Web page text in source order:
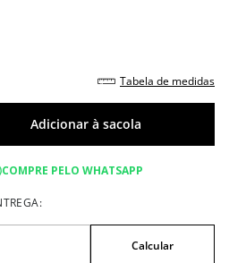
tabela de medidas
COMPRE PELO WHATSAPP